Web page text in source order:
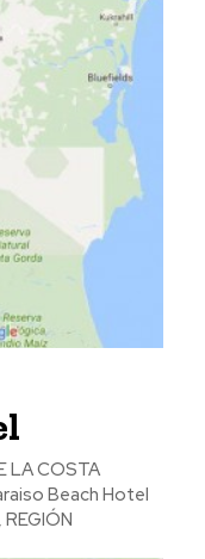
LA COSTA
Beach Hotel